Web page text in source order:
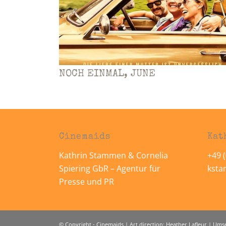
NOCH EINMAL, JUNE
Cinemaids
Kathrin Stammen & Cornelia
Spiering GbR – Agentur für
Presse und PR
+49
© Copyright - Cinemaids | Art direction: Heather Lafleur |